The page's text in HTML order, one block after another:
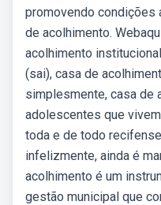
promovendo condições
de acolhimento.
acolhimento
(sai), casa de
simplesmente, casa de
adolescentes que
toda e de todo
infelizmente, ainda é
acolhimento é um
gestão municipal que